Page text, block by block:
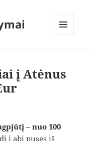
į Atėnus
– nuo 100
į abi puses iš